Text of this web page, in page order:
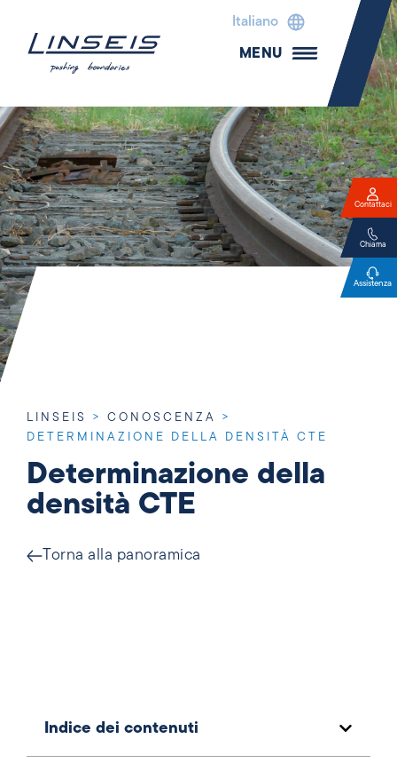
Italiano
MENU
LINSEIS > CONOSCENZA
>
DETERMINAZIONE DELLA DENSITÀ CTE
Determinazione della
densità CTE
Torna alla panoramica
Indice dei contenuti
Contattaci
Chiama
Assistenza